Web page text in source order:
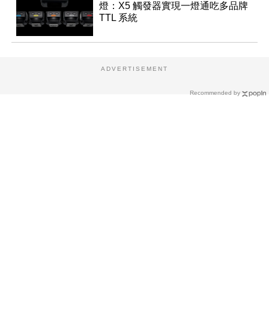
燈：X5 觸發器實現一燈通吃多品牌
TTL 系統
Recommended by
ADVERTISEMENT